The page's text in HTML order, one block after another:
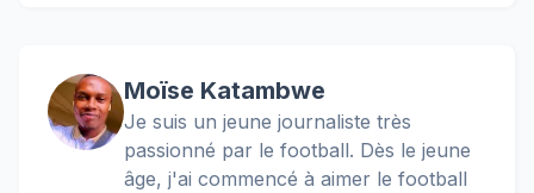
Moïse Katambwe
Je suis un jeune journaliste très
passionné par le football. Dès le jeune
âge, j'ai commencé à aimer le football